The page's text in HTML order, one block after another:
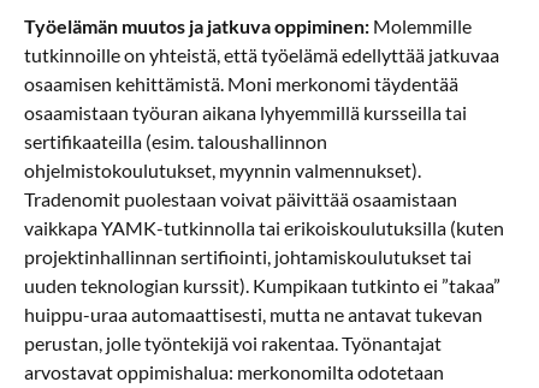
Työelämän muutos ja jatkuva oppiminen: Molemmille
tutkinnoille on yhteistä, että työelämä edellyttää jatkuvaa
osaamisen kehittämistä. Moni merkonomi täydentää
osaamistaan työuran aikana lyhyemmillä kursseilla tai
sertifikaateilla (esim. taloushallinnon
ohjelmistokoulutukset, myynnin valmennukset).
Tradenomit puolestaan voivat päivittää osaamistaan
vaikkapa YAMK-tutkinnolla tai erikoiskoulutuksilla (kuten
projektinhallinnan sertifiointi, johtamiskoulutukset tai
uuden teknologian kurssit). Kumpikaan tutkinto ei ”takaa”
huippu-uraa automaattisesti, mutta ne antavat tukevan
perustan, jolle työntekijä voi rakentaa. Työnantajat
arvostavat oppimishalua: merkonomilta odotetaan